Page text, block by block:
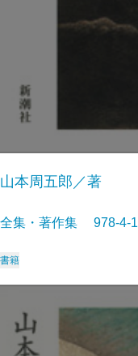
山本周五郎／著
全集・著作集 978-
書籍